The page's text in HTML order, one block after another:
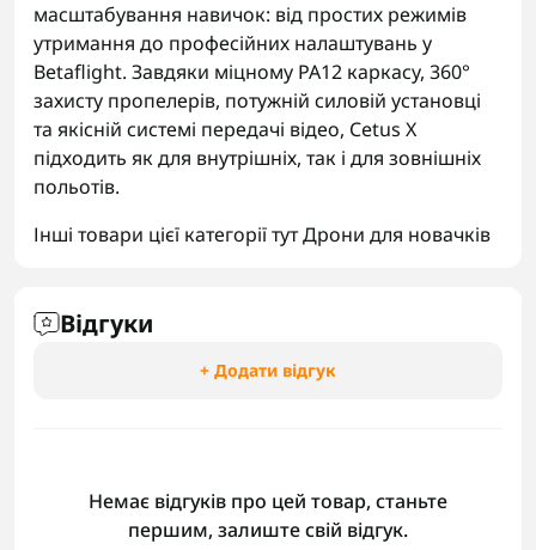
масштабування навичок: від простих режимів
утримання до професійних налаштувань у
Betaflight. Завдяки міцному PA12 каркасу, 360°
захисту пропелерів, потужній силовій установці
та якісній системі передачі відео, Cetus X
підходить як для внутрішніх, так і для зовнішніх
польотів.
Інші товари цієї категорії тутДрони для новачків
Відгуки
+ Додати відгук
Немає відгуків про цей товар, станьте
першим, залиште свій відгук.